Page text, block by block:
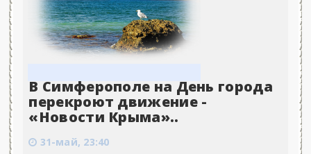
В Симферополе на День города
перекроют движение -
«Новости Крыма»..
31-май, 23:40